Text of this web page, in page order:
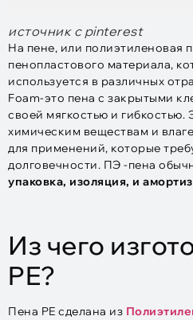
источник с pinterest
На пене, или полиэтиленовая
пенопластового материала,
используется в различных
Foam-это пена с закрытыми
своей мягкостью и гибкостью.
химическим веществам и
для применений, которые
долговечности. ПЭ -пена
упаковка, изоляция, и
Из чего
PE?
Пена PE сделана из